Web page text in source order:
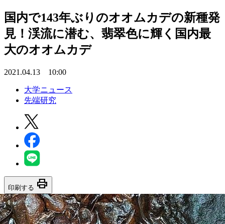
国内で143年ぶりのオオムカデの新種発
見！渓流に潜む、翡翠色に輝く国内最
大のオオムカデ
2021.04.13 10:00
大学ニュース
先端研究
印刷する print